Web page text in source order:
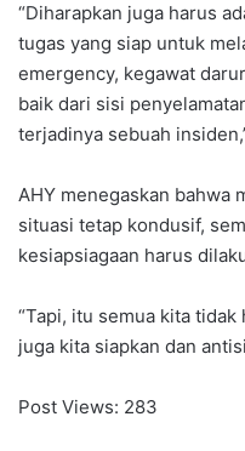
“Diharapkan juga harus
tugas yang siap untuk
emergency, kegawat
baik dari sisi
terjadinya sebuah
AHY menegaskan bahwa
situasi tetap kondusif,
kesiapsiagaan harus
“Tapi, itu semua kita
juga kita siapkan dan
Post Views: 283